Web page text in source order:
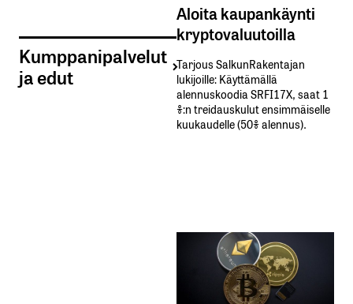
Kumppanipalvelut
ja edut
Aloita kaupankäynti
kryptovaluutoilla
Tarjous SalkunRakentajan
lukijoille: Käyttämällä​ ​
alennuskoodia​ ​SRFI17X,​ ​saat​ ​1
%:n treidauskulut​ ​ensimmäiselle​ ​
kuukaudelle​ ​(50%​ ​alennus).